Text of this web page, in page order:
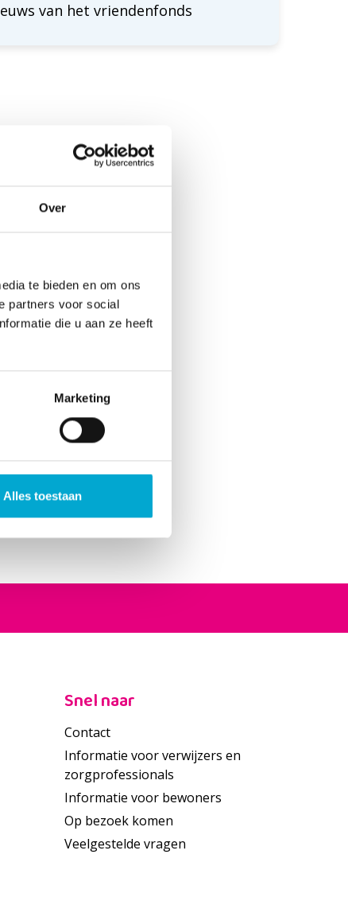
Over
te bieden en om ons
partners voor social
die u aan ze heeft
Marketing
Alles toestaan
van het vriendenfonds
Snel naar
Contact
Informatie voor verwijzers en
zorgprofessionals
Informatie voor bewoners
Op bezoek komen
Veelgestelde vragen